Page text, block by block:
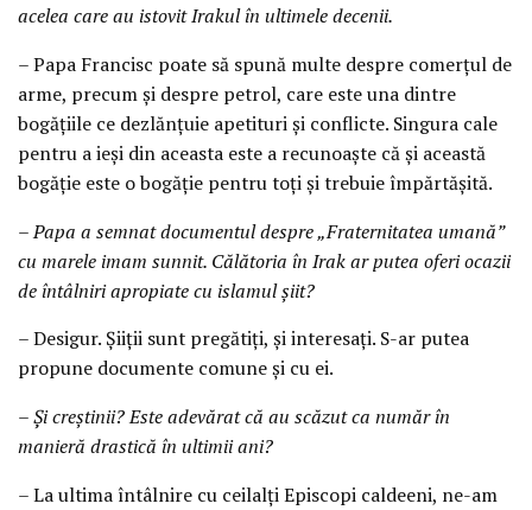
acelea care au istovit Irakul în ultimele decenii.
– Papa Francisc poate să spună multe despre comerțul de
arme, precum și despre petrol, care este una dintre
bogățiile ce dezlănțuie apetituri și conflicte. Singura cale
pentru a ieși din aceasta este a recunoaște că și această
bogăție este o bogăție pentru toți și trebuie împărtășită.
– Papa a semnat documentul despre „Fraternitatea umană”
cu marele imam sunnit. Călătoria în Irak ar putea oferi ocazii
de întâlniri apropiate cu islamul șiit?
– Desigur. Șiiții sunt pregătiți, și interesați. S-ar putea
propune documente comune și cu ei.
– Și creștinii? Este adevărat că au scăzut ca număr în
manieră drastică în ultimii ani?
– La ultima întâlnire cu ceilalți Episcopi caldeeni, ne-am